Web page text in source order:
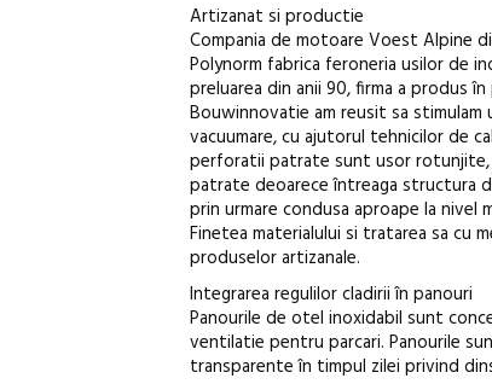
Artizanat si productie
Compania de motoare Voest Alpine
Polynorm fabrica feroneria usilor de
preluarea din anii 90, firma a produs
Bouwinnovatie am reusit sa
vacuumare, cu ajutorul tehnicilor de
perforatii patrate sunt usor rotunjite,
patrate deoarece întreaga structura
prin urmare condusa aproape la
Finetea materialului si tratarea sa cu
produselor artizanale.
Integrarea regulilor cladirii în panouri
Panourile de otel inoxidabil sunt
ventilatie pentru parcari. Panourile
transparente în timpul zilei privind